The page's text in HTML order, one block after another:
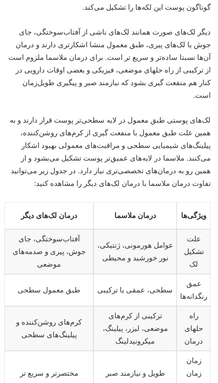
گوناگون پوست این لکه‌ها را تشکیل می‌کند.
دیگر لک‌های صورت همانند لک‌های ناشی از آفتاب‌سوختگی، جای
جوش یا لک‌های پیری، طبق معمول منشا اشکار‌تری دارند و درمان
آن‌ها نسبتا ساده‌تر و سریع تر است. برای درمان ملاسما ملزوم است
از ترکیبی از راه حلهای موضعی، فیزیکی و بعضی اوقات دارویی در
کنار هم منفعت گیری بشود که نیازمند صبر و پیگیری طویل‌زمان
است.
لک‌های پوستی طبق معمول در لایه سطحی‌تر پوست قرار دارند و به
همین علت طبق معمول با منفعت گیری از کرم‌های روشن‌کننده،
پیلینگ‌های شیمیایی سطحی و مراقبت‌های معمولی بهبود اشکار
می‌کنند. ملاسما در لایه‌های عمیق‌تر پوست تشکیل می‌بشود و از
همین رو به درمان‌های تخصصی‌تری نیاز دارد. در جدول زیر می‌توانید
تفاوت درمان ملاسما با درمان لک‌های دیگر را مشاهده کنید:
ویژگی‌ها درمان ملاسما درمان لک‌های دیگر
علت
تشکیل
لک
عوامل هورمونی، ژنتیکی،
نور خورشید و محیطی
آفتاب‌سوختگی، جای
جوش، پیری و صدمه‌های
موضعی
عمق
رنگدانه‌ها
سطحی، عمقی یا ترکیبی طبق معمول سطحی
راه
حلهای
درمان
ترکیبی از کرم‌های
موضعی، لیزر، پیلینگ،
میکرونیدلینگ
کرم‌های روشن‌کننده و
پیلینگ‌های سطحی
زمان
زمان
طویل و نیازمند صبر مختصر‌تر و سریع تر